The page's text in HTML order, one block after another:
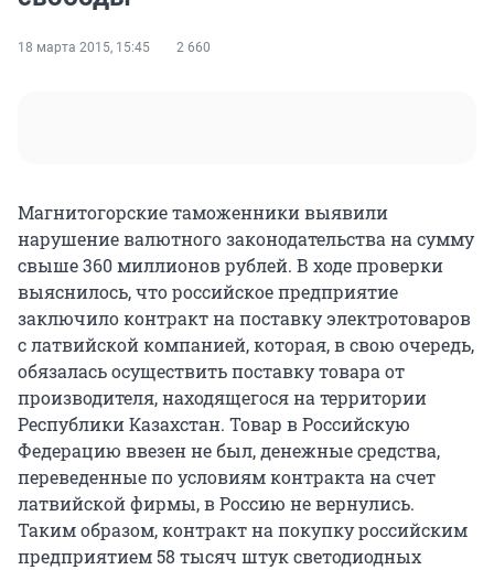
18 марта 2015, 15:45 2 660
Магнитогорские таможенники выявили
нарушение валютного законодательства на сумму
свыше 360 миллионов рублей. В ходе проверки
выяснилось, что российское предприятие
заключило контракт на поставку электротоваров
с латвийской компанией, которая, в свою очередь,
обязалась осуществить поставку товара от
производителя, находящегося на территории
Республики Казахстан. Товар в Российскую
Федерацию ввезен не был, денежные средства,
переведенные по условиям контракта на счет
латвийской фирмы, в Россию не вернулись.
Таким образом, контракт на покупку российским
предприятием 58 тысяч штук светодиодных